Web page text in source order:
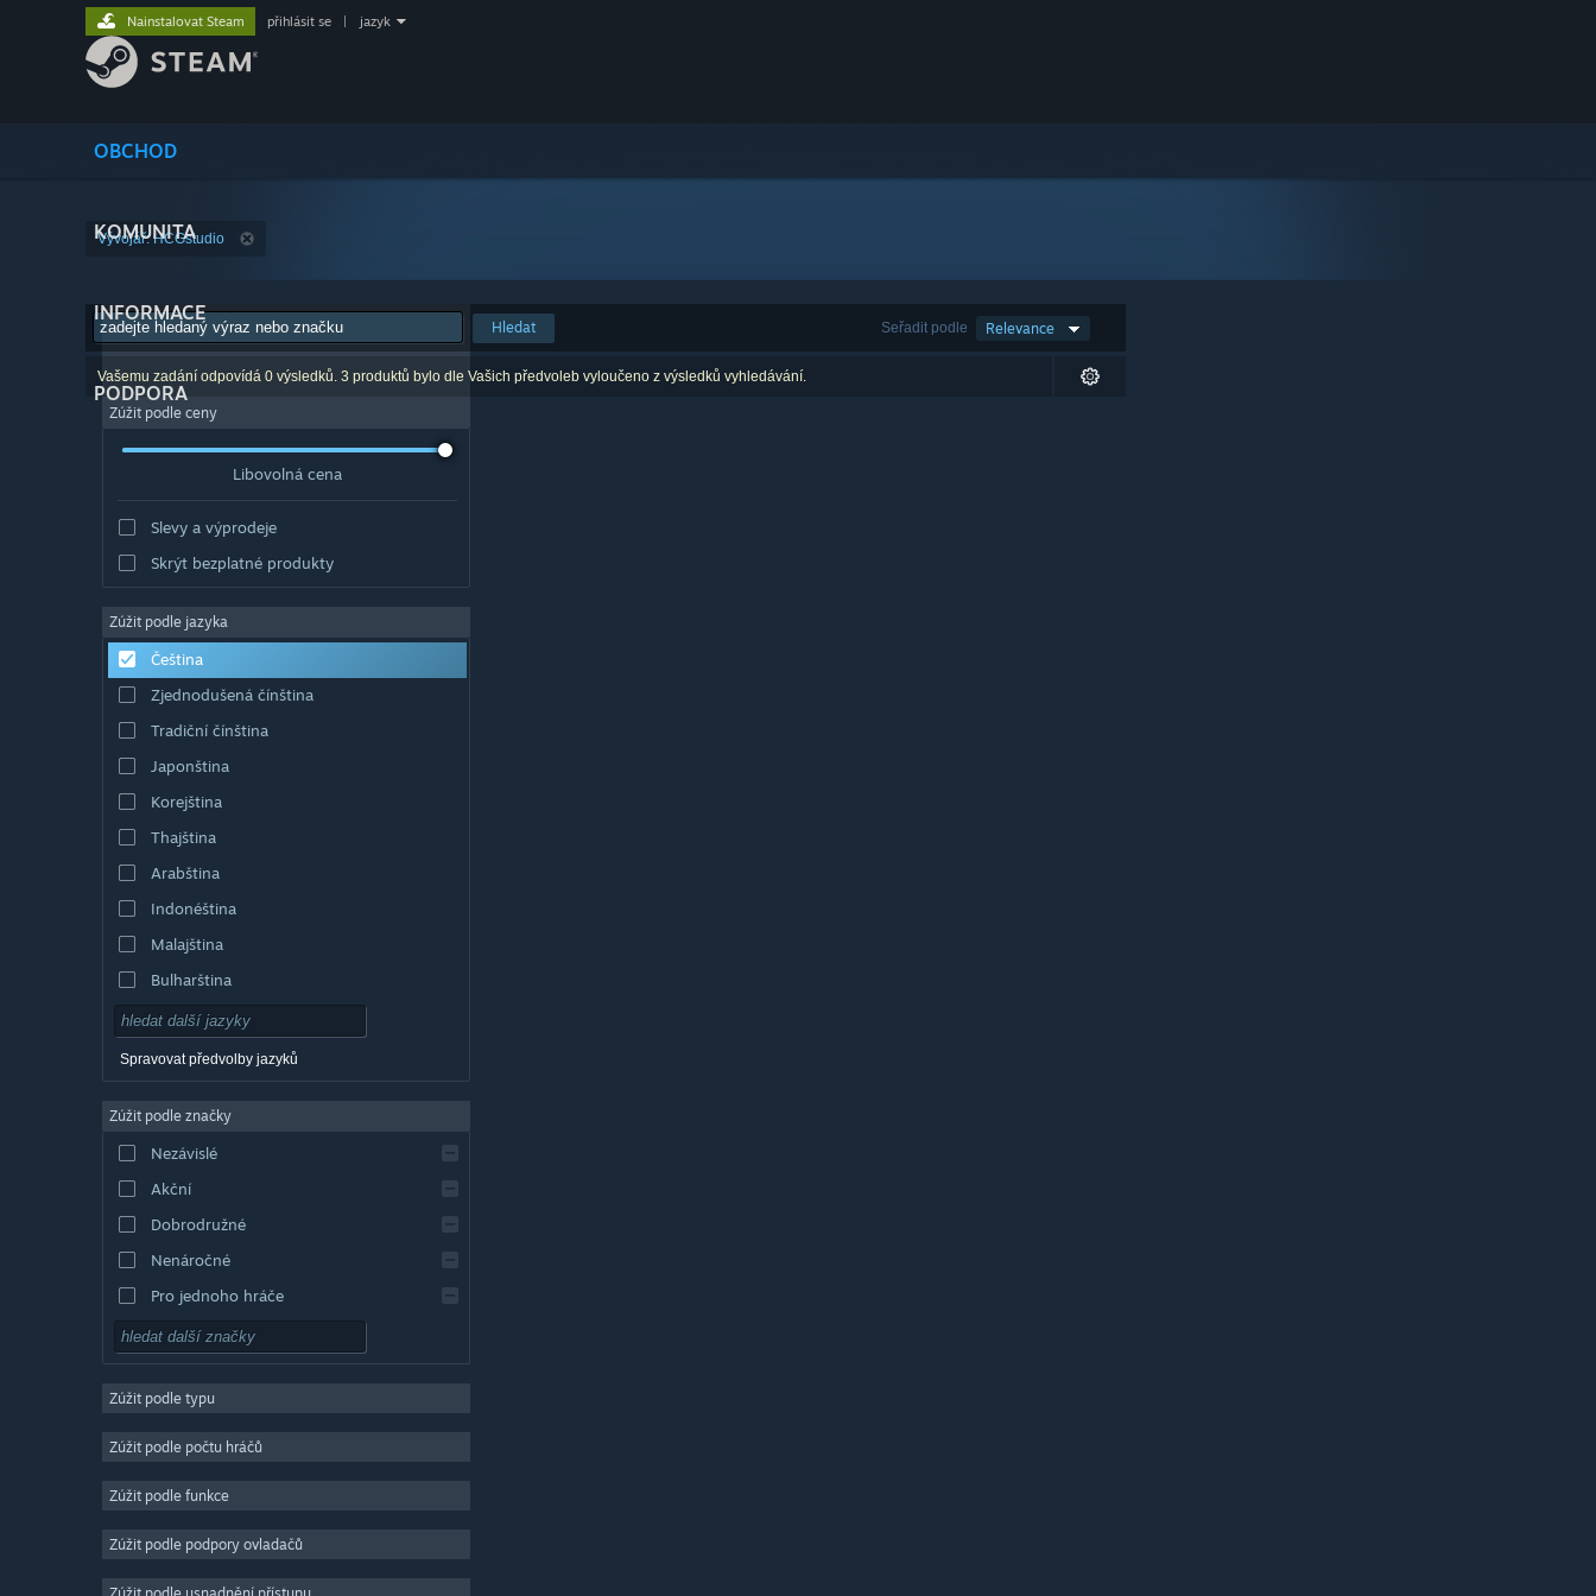
OBCHOD
KOMUNITA
INFORMACE
PODPORA
Nainstalovat Steam přihlásit se jazyk
Vývojář: HCGstudio
Seřadit podle Relevance
Hledat
Vašemu zadání odpovídá 0 výsledků. 3 produktů bylo dle Vašich předvoleb vyloučeno z výsledků vyhledávání.
Zúžit podle ceny
Libovolná cena
Slevy a výprodeje
Skrýt bezplatné produkty
Zúžit podle jazyka
Čeština
Zjednodušená čínština
Tradiční čínština
Japonština
Korejština
Thajština
Arabština
Indonéština
Malajština
Bulharština
Dánština
Němčina
Evropská španělština
Latin. španělština
Řečtina
Spravovat předvolby jazyků
Zúžit podle značky
Nezávislé
Akční
Dobrodružné
Nenáročné
Pro jednoho hráče
Simulátory
Strategické
2D
Free to play
Zúžit podle typu
Zúžit podle počtu hráčů
Zúžit podle funkce
Zúžit podle podpory ovladačů